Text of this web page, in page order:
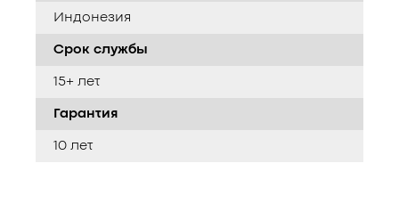
Индонезия
Срок службы
15+ лет
Гарантия
10 лет